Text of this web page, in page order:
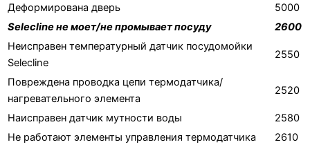
Деформирована дверь
5000
Selecline не моет/не промывает посуду
2600
Неисправен температурный датчик посудомойки
Selecline
2550
Повреждена проводка цепи термодатчика/
нагревательного элемента
2520
Наисправен датчик мутности воды
2580
Не работают элементы управления термодатчика
2610